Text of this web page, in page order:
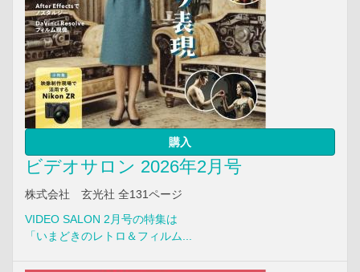
購入
ビデオサロン 2026年2月号
株式会社 玄光社 全131ページ
VIDEO SALON 2月号の特集は
「いまどきのレトロ＆フィルム...